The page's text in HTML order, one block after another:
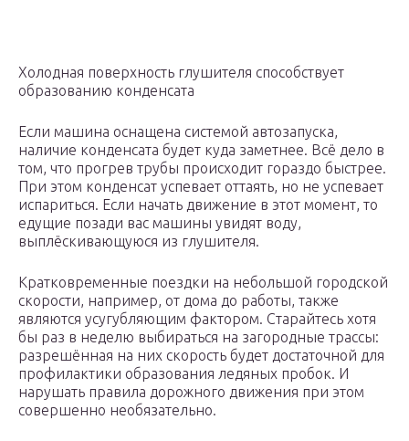
Холодная поверхность глушителя способствует
образованию конденсата
Если машина оснащена системой автозапуска,
наличие конденсата будет куда заметнее. Всё дело в
том, что прогрев трубы происходит гораздо быстрее.
При этом конденсат успевает оттаять, но не успевает
испариться. Если начать движение в этот момент, то
едущие позади вас машины увидят воду,
выплёскивающуюся из глушителя.
Кратковременные поездки на небольшой городской
скорости, например, от дома до работы, также
являются усугубляющим фактором. Старайтесь хотя
бы раз в неделю выбираться на загородные трассы:
разрешённая на них скорость будет достаточной для
профилактики образования ледяных пробок. И
нарушать правила дорожного движения при этом
совершенно необязательно.